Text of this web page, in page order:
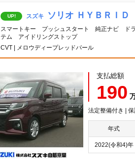
UP! スズキ ソリオ ＨＹＢＲＩ
スマートキー プッシュスタート 純正ナビ ド
テム アイドリングストップ
CVT | メロウディープレッドパール
支払総額
190
法定整備付き |
年式
2022(令和4)年